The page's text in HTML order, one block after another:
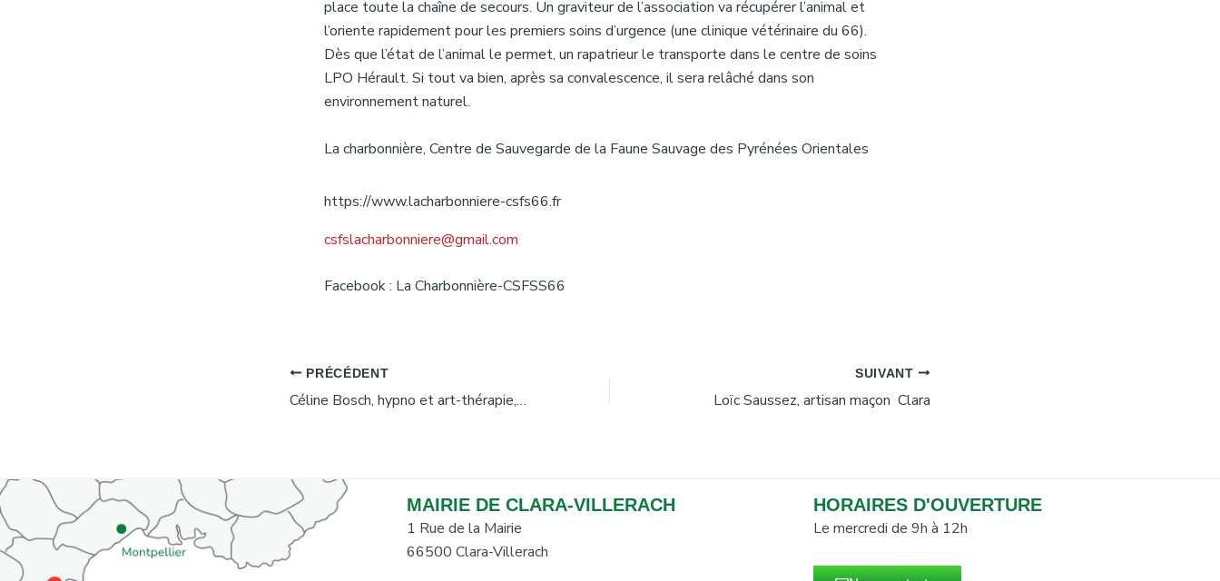
place toute la chaîne de secours. Un graviteur de l’association va récupérer l’animal et
l’oriente rapidement pour les premiers soins d’urgence (une clinique vétérinaire du 66).
Dès que l’état de l’animal le permet, un rapatrieur le transporte dans le centre de soins
LPO Hérault. Si tout va bien, après sa convalescence, il sera relâché dans son
environnement naturel.
La charbonnière, Centre de Sauvegarde de la Faune Sauvage des Pyrénées Orientales
https://www.lacharbonniere-csfs66.fr
csfslacharbonniere@gmail.com
Facebook : La Charbonnière-CSFSS66
PRÉCÉDENT
Céline Bosch, hypno et art-thérapie, Clara
SUIVANT
Loïc Saussez, artisan maçon Clara
MAIRIE DE CLARA-VILLERACH
1 Rue de la Mairie
66500 Clara-Villerach
HORAIRES D'OUVERTURE
Le mercredi de 9h à 12h